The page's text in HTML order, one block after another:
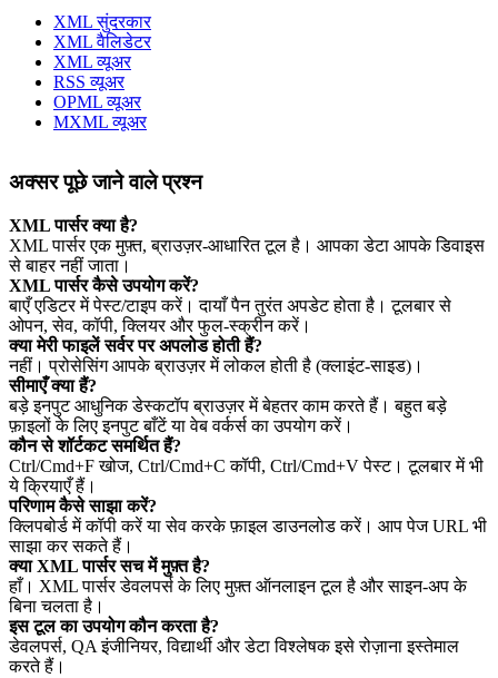
XML सुंदरकार
XML वैलिडेटर
XML व्यूअर
RSS व्यूअर
OPML व्यूअर
MXML व्यूअर
अक्सर पूछे जाने वाले प्रश्न
XML पार्सर क्या है?
XML पार्सर एक मुफ़्त, ब्राउज़र‑आधारित टूल है। आपका डेटा आपके डिवाइस
से बाहर नहीं जाता।
XML पार्सर कैसे उपयोग करें?
बाएँ एडिटर में पेस्ट/टाइप करें। दायाँ पैन तुरंत अपडेट होता है। टूलबार से
ओपन, सेव, कॉपी, क्लियर और फुल‑स्क्रीन करें।
क्या मेरी फाइलें सर्वर पर अपलोड होती हैं?
नहीं। प्रोसेसिंग आपके ब्राउज़र में लोकल होती है (क्लाइंट‑साइड)।
सीमाएँ क्या हैं?
बड़े इनपुट आधुनिक डेस्कटॉप ब्राउज़र में बेहतर काम करते हैं। बहुत बड़े
फ़ाइलों के लिए इनपुट बाँटें या वेब वर्कर्स का उपयोग करें।
कौन से शॉर्टकट समर्थित हैं?
Ctrl/Cmd+F खोज, Ctrl/Cmd+C कॉपी, Ctrl/Cmd+V पेस्ट। टूलबार में भी
ये क्रियाएँ हैं।
परिणाम कैसे साझा करें?
क्लिपबोर्ड में कॉपी करें या सेव करके फ़ाइल डाउनलोड करें। आप पेज URL भी
साझा कर सकते हैं।
क्या XML पार्सर सच में मुफ़्त है?
हाँ। XML पार्सर डेवलपर्स के लिए मुफ़्त ऑनलाइन टूल है और साइन‑अप के
बिना चलता है।
इस टूल का उपयोग कौन करता है?
डेवलपर्स, QA इंजीनियर, विद्यार्थी और डेटा विश्लेषक इसे रोज़ाना इस्तेमाल
करते हैं।